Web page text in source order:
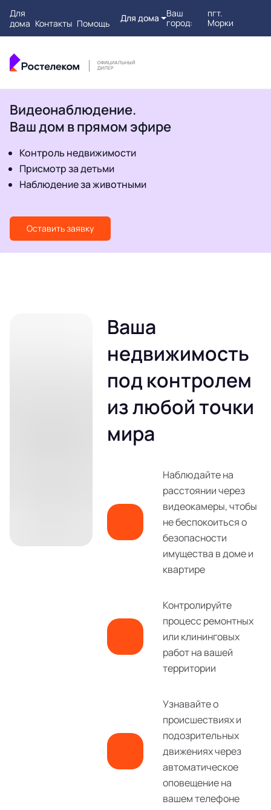
Для
дома Контакты Помощь Для дома
Ваш
город:
пгт.
Морки
Видеонаблюдение.
Ваш дом в прямом эфире
Контроль недвижимости
Присмотр за детьми
Наблюдение за животными
Оставить заявку
Ваша
недвижимость
под контролем
из любой точки
мира
Наблюдайте на
расстоянии через
видеокамеры, чтобы
не беспокоиться о
безопасности
имущества в доме и
квартире
Контролируйте
процесс ремонтных
или клининговых
работ на вашей
территории
Узнавайте о
происшествиях и
подозрительных
движениях через
автоматическое
оповещение на
вашем телефоне